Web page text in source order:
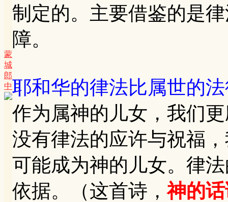
蒙
城
郎
中
制定的。主要借鉴的是
障。
耶和华的律法比属世的
作为属神的儿女，我们
没有律法的应许与祝福
可能成为神的儿女。律
依据。（这首诗，神的